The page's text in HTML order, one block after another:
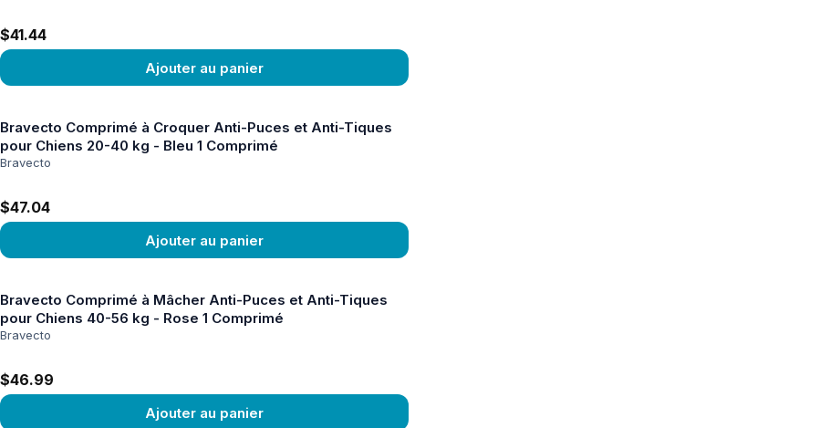
$41.44
Ajouter au panier
Bravecto Comprimé à Croquer Anti-Puces et Anti-Tiques
pour Chiens 20-40 kg - Bleu 1 Comprimé
Bravecto
$47.04
Ajouter au panier
Bravecto Comprimé à Mâcher Anti-Puces et Anti-Tiques
pour Chiens 40-56 kg - Rose 1 Comprimé
Bravecto
$46.99
Ajouter au panier